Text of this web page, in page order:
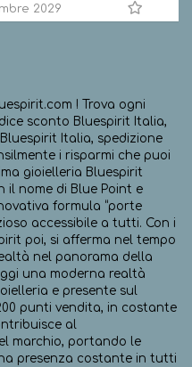
2029
! Trova ogni
sconto Bluespirit Italia,
Italia, spedizione
i risparmi che puoi
gioielleria Bluespirit
il nome di Blue Point e
formula “porte
accessibile a tutti. Con i
poi, si afferma nel tempo
nel panorama della
una moderna realtà
e presente sul
punti vendita, in costante
al
marchio, portando le
presenza costante in tutti